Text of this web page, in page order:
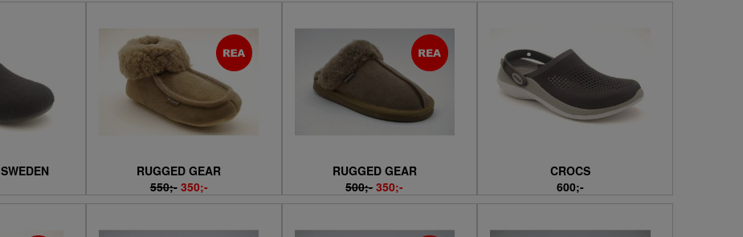
RUGGED GEAR
550;- 350;-
RUGGED GEAR
500;- 350;-
CROCS
600;-